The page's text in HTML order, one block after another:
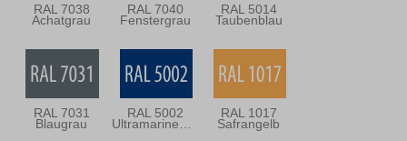
RAL 7038
Achatgrau
RAL 7040
Fenstergrau
RAL 5014
Taubenblau
RAL 7031
Blaugrau
RAL 5002
Ultramarineblau
RAL 1017
Safrangelb